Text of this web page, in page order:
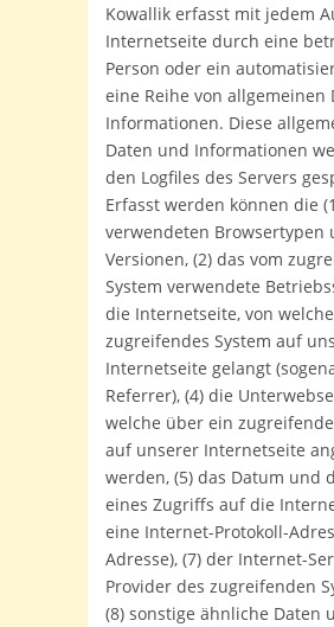
Kowallik erfasst mit jedem
Internetseite durch eine
Person oder ein
eine Reihe von allgemeinen
Informationen. Diese
Daten und Informationen
den Logfiles des Servers
Erfasst werden können die
verwendeten Browsertypen
Versionen, (2) das vom
System verwendete
die Internetseite, von
zugreifendes System auf
Internetseite gelangt
Referrer), (4) die
welche über ein
auf unserer Internetseite
werden, (5) das Datum und
eines Zugriffs auf die
eine Internet-Protokoll-
Adresse), (7) der Internet-
Provider des zugreifenden
(8) sonstige ähnliche Daten